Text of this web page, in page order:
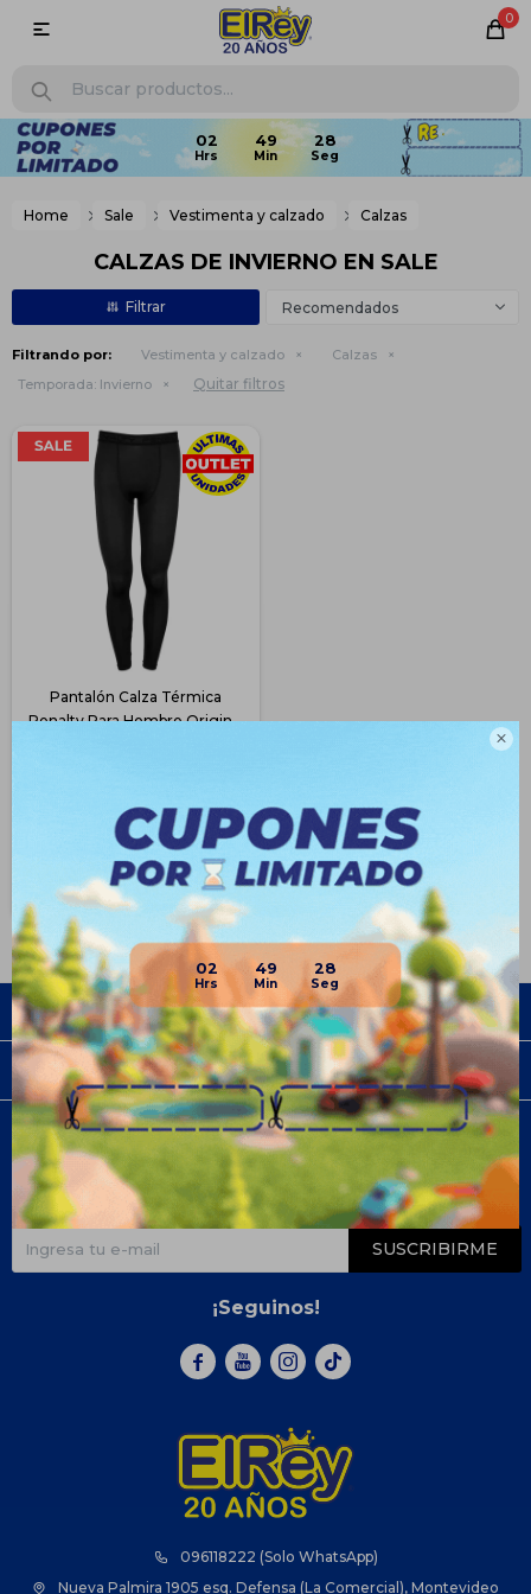

02 49 28
0

Home Sale Vestimenta y calzado Calzas
CALZAS DE INVIERNO EN SALE
Recomendados
Filtrando por: Vestimenta y calzado
Calzas
Temporada: Invierno Quitar filtros
Pantalón Calza Térmica
Penalty Para Hombre Original
$ 632
$ 669
Disponible Envío
096118222 (Solo WhatsApp)
Nueva Palmira 1905 esq. Defensa (La Comercial), Montevideo
Empresa
Compra
Newsletter
¡Suscribite y recibí todas nuestras novedades!
SUSCRIBIRME
¡Seguinos!
  